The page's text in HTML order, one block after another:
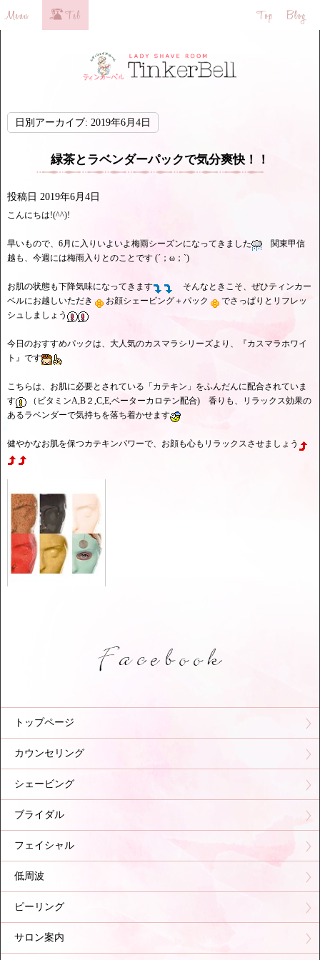
日別アーカイブ: 2019年6月4日
緑茶とラベンダーパックで気分爽快！！
投稿日 2019年6月4日
こんにちは!(^^)!
早いもので、6月に入りいよいよ梅雨シーズンになってきました
関東甲信
越も、今週には梅雨入りとのことです (´；ω；`)
お肌の状態も下降気味になってきます
そんなときこそ、ぜひティンカー
ベルにお越しいただき
お顔シェービング＋パック
でさっぱりとリフレッ
シュしましょう
今日のおすすめパックは、大人気のカスマラシリーズより、『カスマラホワイ
ト』です
こちらは、お肌に必要とされている「カテキン」をふんだんに配合されていま
す
（ビタミンA,B２,C,E,ベーターカロテン配合) 香りも、リラックス効果の
あるラベンダーで気持ちを落ち着かせます
健やかなお肌を保つカテキンパワーで、お顔も心もリラックスさせましょう
トップページ
カウンセリング
シェービング
ブライダル
フェイシャル
低周波
ピーリング
サロン案内